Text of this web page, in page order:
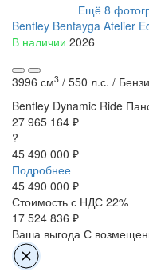
Ещё 8
Bentley Bentayga Atelier
В наличии 2026
3996 см3 / 550 л.с. /
Bentley Dynamic Ride
27 965 164 ₽
?
45 490 000 ₽
Подробнее
45 490 000 ₽
Стоимость с НДС 22%
17 524 836 ₽
Ваша выгода С